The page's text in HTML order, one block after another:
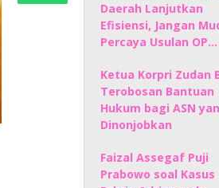
Daerah Lanjutkan
Efisiensi, Jangan
Percaya Usulan OP…
Ketua Korpri Zudan
Terobosan Bantuan
Hukum bagi ASN
Dinonjobkan
Faizal Assegaf Puji
Prabowo soal Kasus